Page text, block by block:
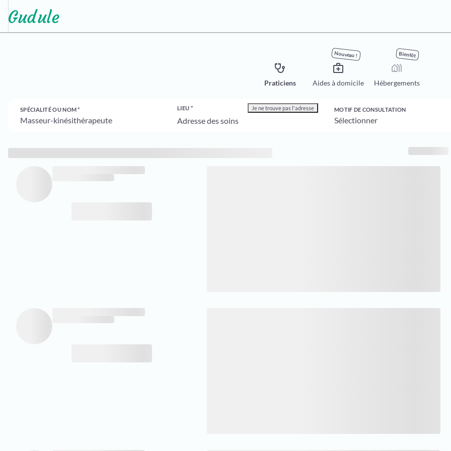
stethoscope
Praticiens
Nouveau !
medical_services
Aides à domicile
Bientôt
holiday_village
Hébergements
SPÉCIALITÉ OU NOM LIEU Je ne trouve pas l'adresse MOTIF DE CONSULTATION